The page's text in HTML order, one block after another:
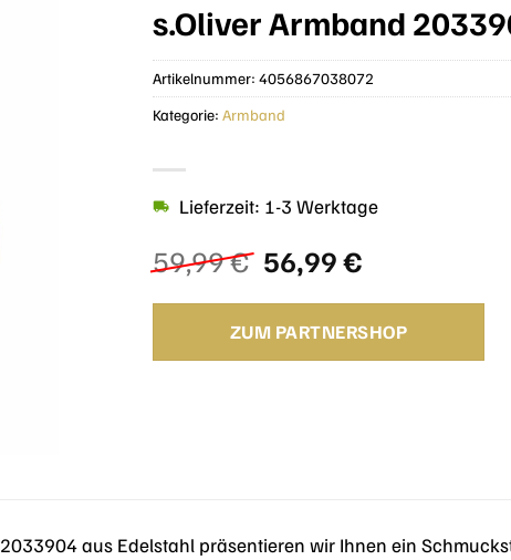
s.Oliver Armband
59,99€ Ursprünglicher
Preis
war:
59,99 €
56,99€Aktueller
ist:
56,99 €.
Lieferzeit: 1-3 Werktage
ZUM PARTNERSHOP
Artikelnummer: 4056867038072
Kategorie: Armband
2033904 aus Edelstahl präsentieren wir Ihnen ein